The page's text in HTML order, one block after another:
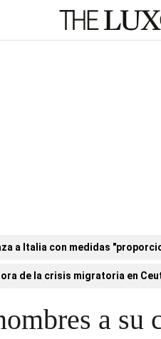
a Italia con medidas
de la crisis migratoria en
a su